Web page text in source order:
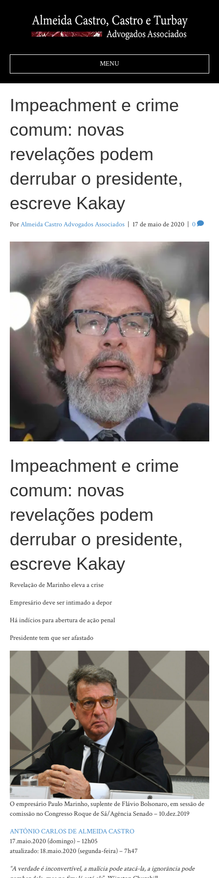
MENU
Impeachment e crime
comum: novas
revelações podem
derrubar o presidente,
escreve Kakay
PorAlmeida Castro Advogados Associados | 17 de maio de 2020 | 0
Impeachment e crime
comum: novas
revelações podem
derrubar o presidente,
escreve Kakay
Revelação de Marinho eleva a crise
Empresário deve ser intimado a depor
Há indícios para abertura de ação penal
Presidente tem que ser afastado
O empresário Paulo Marinho, suplente de Flávio Bolsonaro, em sessão de
comissão no CongressoRoque de Sá/Agência Senado – 10.dez.2019
ANTÔNIO CARLOS DE ALMEIDA CASTRO
17.maio.2020 (domingo) – 12h05
atualizado: 18.maio.2020 (segunda-feira) – 7h47
“A verdade é inconvertível, a malícia pode atacá-la, a ignorância pode